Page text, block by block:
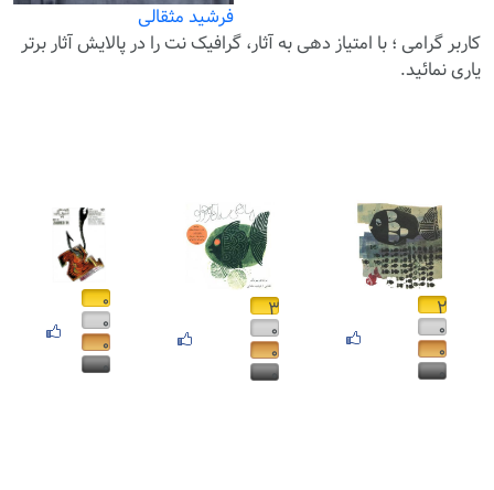
فرشید مثقالی
کاربر گرامی ؛ با امتیاز دهیبه آثار، گرافیک نت را در پالایش آثار برتر
یاری نمائید.
۲
۰
۰
۰
۳
۰
۰
۰
۰
۰
۰
۰